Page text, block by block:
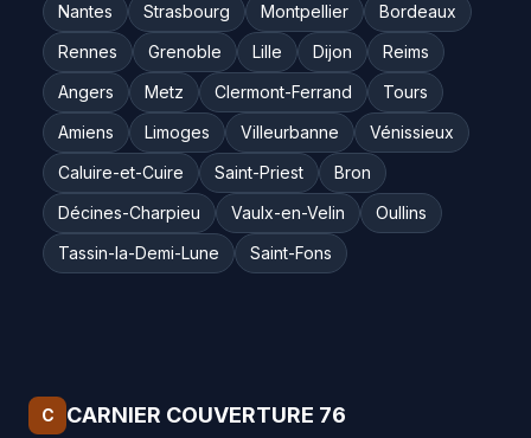
Nantes
Strasbourg Montpellier
Bordeaux
Rennes
Grenoble Lille Dijon
Reims
Angers
Metz Clermont-Ferrand
Tours
Amiens
Limoges Villeurbanne
Vénissieux
Caluire-et-Cuire
Saint-Priest
Bron
Décines-Charpieu
Vaulx-en-Velin
Oullins
Tassin-la-Demi-Lune
Saint-Fons
C CARNIER COUVERTURE 76